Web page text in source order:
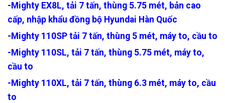
-Mighty EX8L, tải 7 tấn, thùng 5.75 mét, bản cao
cấp, nhập khẩu đồng bộ Hyundai Hàn Quốc
-Mighty 110SP tải 7 tấn, thùng 5 mét, máy to, cầu to
-Mighty 110SL, tải 7 tấn, thùng 5.75 mét, máy to,
cầu to
-Mighty 110XL, tải 7 tấn, thùng 6.3 mét, máy to, cầu
to